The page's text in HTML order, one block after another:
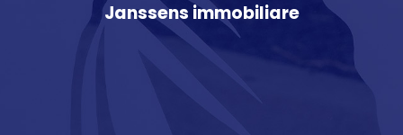
Janssens immobiliare